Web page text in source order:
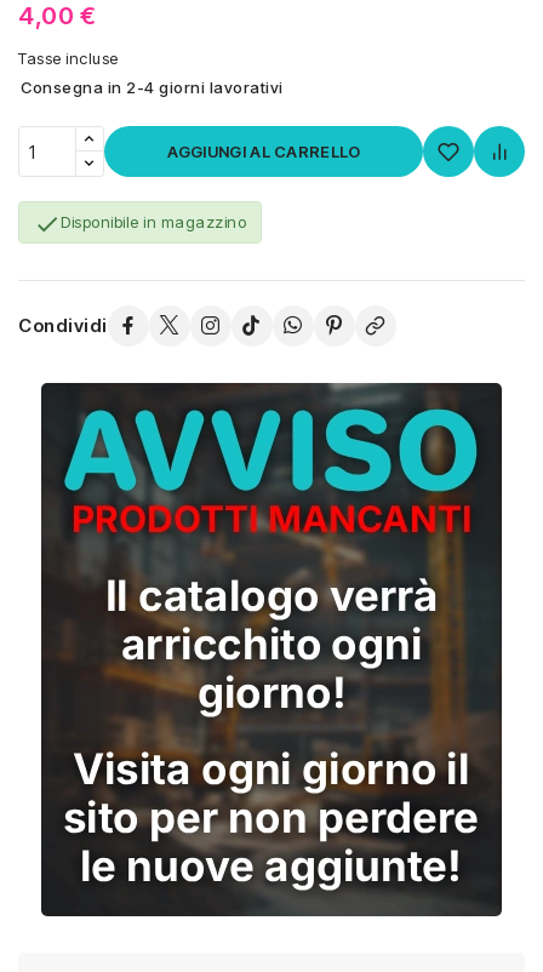
4,00 €
Tasse incluse
Consegna in 2-4 giorni lavorativi
AGGIUNGI AL CARRELLO
Disponibile in magazzino
Condividi